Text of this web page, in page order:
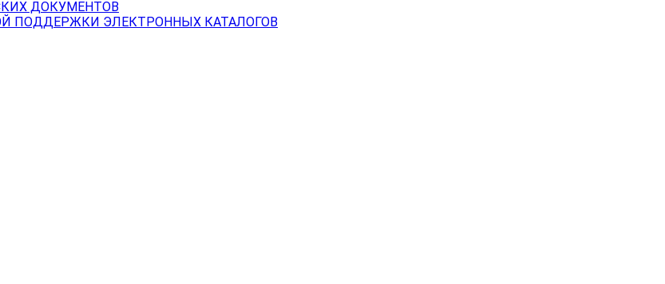
ДОКУМЕНТОВ
ПОДДЕРЖКИ ЭЛЕКТРОННЫХ КАТАЛОГОВ